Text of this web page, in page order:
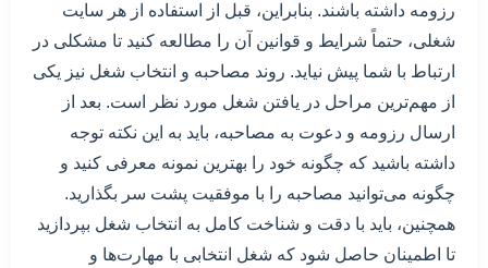
رزومه داشته باشند. بنابراین، قبل از استفاده از هر سایت
شغلی، حتماً شرایط و قوانین آن را مطالعه کنید تا مشکلی در
ارتباط با شما پیش نیاید. روند مصاحبه و انتخاب شغل نیز یکی
از مهم‌ترین مراحل در یافتن شغل مورد نظر است. بعد از
ارسال رزومه و دعوت به مصاحبه، باید به این نکته توجه
داشته باشید که چگونه خود را بهترین نمونه معرفی کنید و
چگونه می‌توانید مصاحبه را با موفقیت پشت سر بگذارید.
همچنین، باید با دقت و شناخت کامل به انتخاب شغل بپردازید
تا اطمینان حاصل شود که شغل انتخابی با مهارت‌ها و